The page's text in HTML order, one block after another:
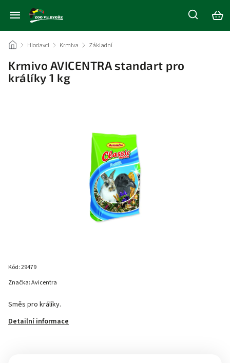
/ Hlodavci / Krmiva / Základní
Krmivo AVICENTRA standart pro
králíky 1 kg
Kód:29479
Směs pro králíky.
Detailní informace
Značka:Avicentra